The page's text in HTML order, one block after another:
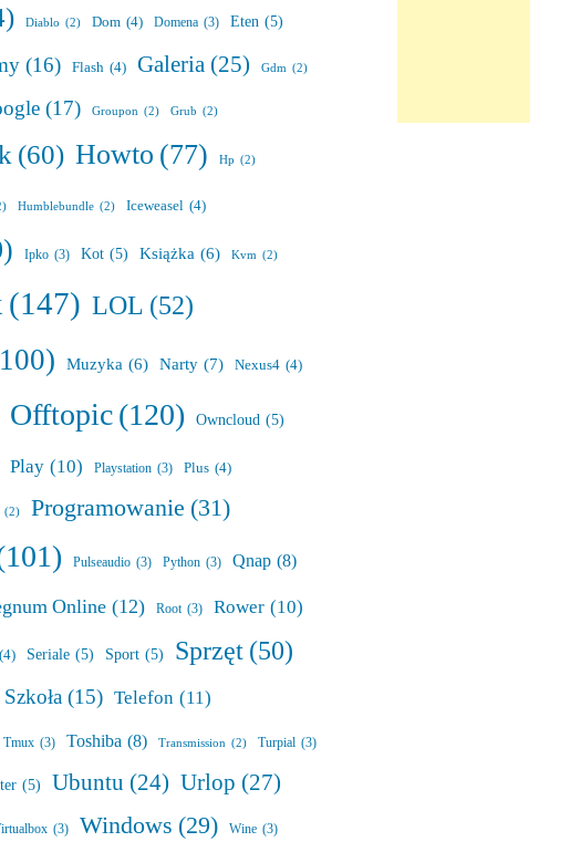
Diablo (2) Dom (4) Domena (3) Eten (5)
(16) Flash (4) Galeria (25) Gdm (2)
(17) Groupon (2) Grub (2)
(60) Howto (77) Hp (2)
Humblebundle (2) Iceweasel (4)
Ipko (3) Kot (5) Książka (6) Kvm (2)
(147) LOL (52)
Muzyka (6) Narty (7) Nexus4 (4)
Offtopic(120) Owncloud (5)
Play (10) Playstation (3) Plus (4)
(2) Programowanie (31)
Pulseaudio (3) Python (3) Qnap (8)
Online (12) Root (3) Rower (10)
(4) Seriale (5) Sport (5) Sprzęt(50)
Szkoła (15) Telefon (11)
Tmux (3) Toshiba (8) Transmission (2) Turpial (3)
(5) Ubuntu (24) Urlop (27)
(3) Windows (29) Wine (3)